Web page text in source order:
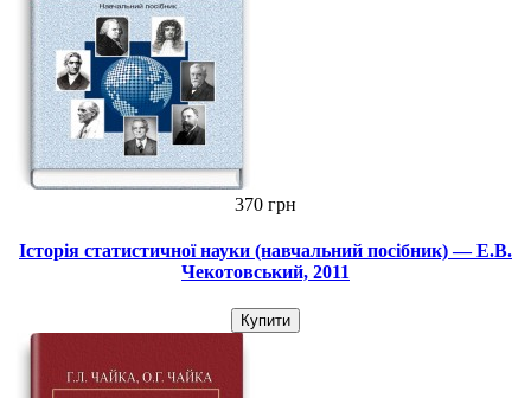
370 грн
Історія статистичної науки (навчальний посібник) — Е.В.
Чекотовський, 2011
Купити